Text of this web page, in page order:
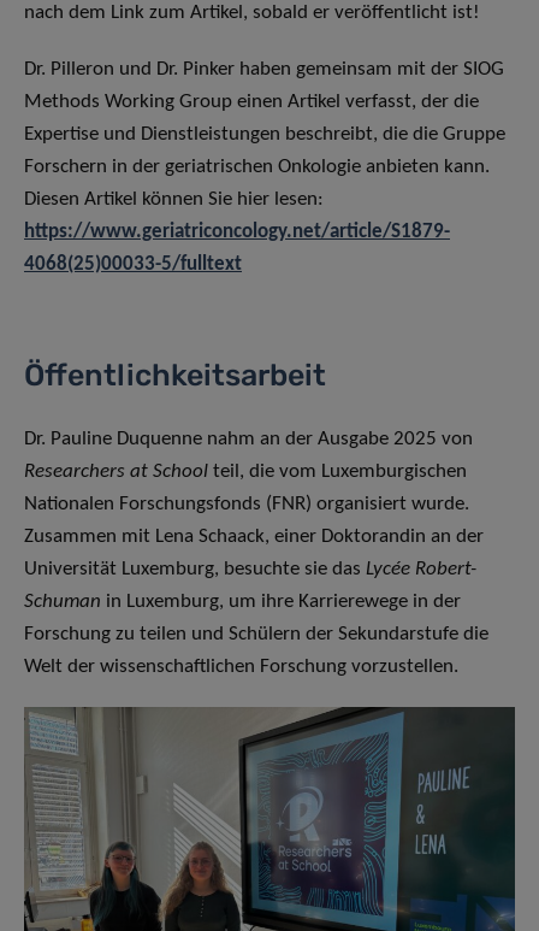
nach dem Link zum Artikel, sobald er veröffentlicht ist!
Dr. Pilleron und Dr. Pinker haben gemeinsam mit der SIOG
Methods Working Group einen Artikel verfasst, der die
Expertise und Dienstleistungen beschreibt, die die Gruppe
Forschern in der geriatrischen Onkologie anbieten kann.
Diesen Artikel können Sie hier lesen:
https://www.geriatriconcology.net/article/S1879-
4068(25)00033-5/fulltext
Öffentlichkeitsarbeit
Dr. Pauline Duquenne nahm an der Ausgabe 2025 von
Researchers at School teil, die vom Luxemburgischen
Nationalen Forschungsfonds (FNR) organisiert wurde.
Zusammen mit Lena Schaack, einer Doktorandin an der
Universität Luxemburg, besuchte sie das Lycée Robert-
Schuman in Luxemburg, um ihre Karrierewege in der
Forschung zu teilen und Schülern der Sekundarstufe die
Welt der wissenschaftlichen Forschung vorzustellen.